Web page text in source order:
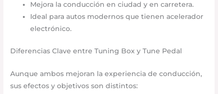
Mejora la conducción en ciudad y en carretera.
Ideal para autos modernos que tienen acelerador
electrónico.
Diferencias Clave entre Tuning Box y Tune Pedal
Aunque ambos mejoran la experiencia de conducción,
sus efectos y objetivos son distintos: